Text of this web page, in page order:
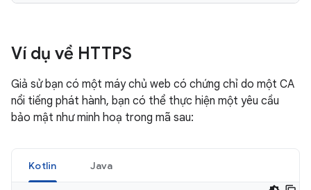
Ví dụ về HTTPS
Giả sử bạn có một máy chủ web có chứng chỉ do một CA
nổi tiếng phát hành, bạn có thể thực hiện một yêu cầu
bảo mật như minh hoạ trong mã sau:
Kotlin Java